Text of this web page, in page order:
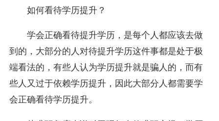
如何看待学历提升？
学会正确看待提升学历，是每个人都应该去做
到的，大部分的人对待提升学历这件事都是处于极
端看法的，有些人认为学历提升就是骗人的，而有
些人又过于依赖学历提升，因此大部分人都需要学
会正确看待学历提升。